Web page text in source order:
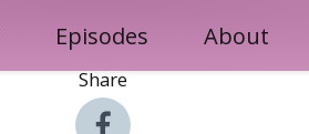
Episodes About
Share